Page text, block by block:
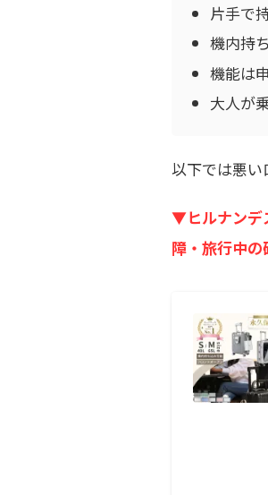
片手で
機内持
機能は
大人が
以下では悪い
▼ヒルナンデ
障・旅行中